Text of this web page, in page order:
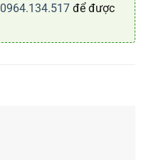
0964.134.517 để được